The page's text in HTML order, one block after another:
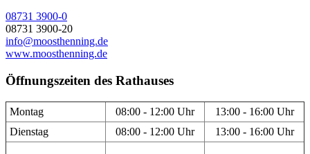
08731 3900-0
08731 3900-20
info@moosthenning.de
www.moosthenning.de
Öffnungszeiten des Rathauses
Montag 08:00 - 12:00 Uhr
13:00 - 16:00 Uhr
Dienstag
08:00 - 12:00 Uhr 13:00 - 16:00 Uhr